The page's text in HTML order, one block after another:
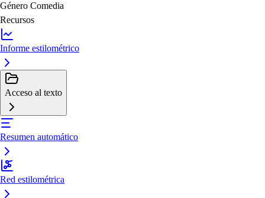
Género Comedia
Recursos
Informe estilométrico
Acceso al texto
Resumen automático
Red estilométrica